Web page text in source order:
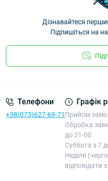
Дізнавайтеся
Підпишіться на
Телефони
+38(073)627-69-71
Графік
Прийом
Обробка
до 21-00
Суббота з 7
Неділя
відповідати